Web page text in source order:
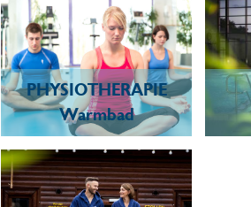
PHYSIOTHERAPIE
Warmbad